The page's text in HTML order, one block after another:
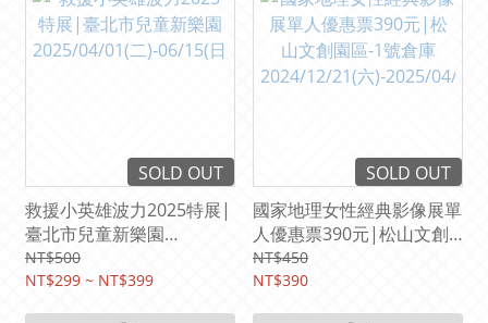
SOLD OUT
救援小英雄波力2025特展|
臺北市兒童新樂園
2025/04/01(二)-06/15(日)
NT$500
NT$299 ~ NT$399
SOLD OUT
國家地理女性經典影像展單
人優惠票390元|松山文創
園區-1號倉庫
2024/12/21(六)-2025/04/0
NT$450
NT$390